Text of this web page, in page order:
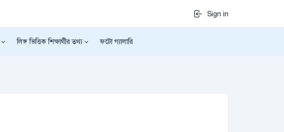
Sign in
লিঙ্গ ভিত্তিক শিক্ষার্থীর তথ্য ফটো গ্যালারি